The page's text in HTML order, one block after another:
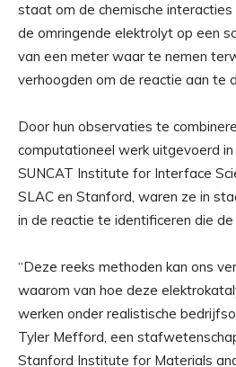
staat om de chemische
de omringende elektrolyt op een
van een meter waar te nemen
verhoogden om de reactie aan te
Door hun observaties te
computationeel werk uitgevoerd
SUNCAT Institute for Interface
SLAC en Stanford, waren ze in
in de reactie te identificeren die
“Deze reeks methoden kan ons
waarom van hoe deze
werken onder realistische
Tyler Mefford, een
Stanford Institute for Materials